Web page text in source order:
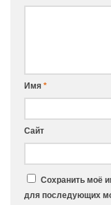
Имя *
Сайт
Сохранить моё
для последующих